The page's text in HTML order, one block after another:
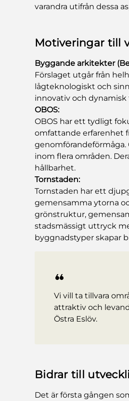
varandra utifrån dessa
Motiveringar till
Byggande arkitekter
Förslaget utgår från
lågteknologiskt och
innovativ och
OBOS:
OBOS har ett tydligt
omfattande erfarenhet
inom flera områden.
hållbarhet.
Tornstaden:
Tornstaden har ett
gemensamma ytorna
grönstruktur,
stadsmässigt uttryck
byggnadstyper skapar
Vi vill ta tillvara
attraktiv och
Östra Eslöv.
Bidrar till
Det är första gången